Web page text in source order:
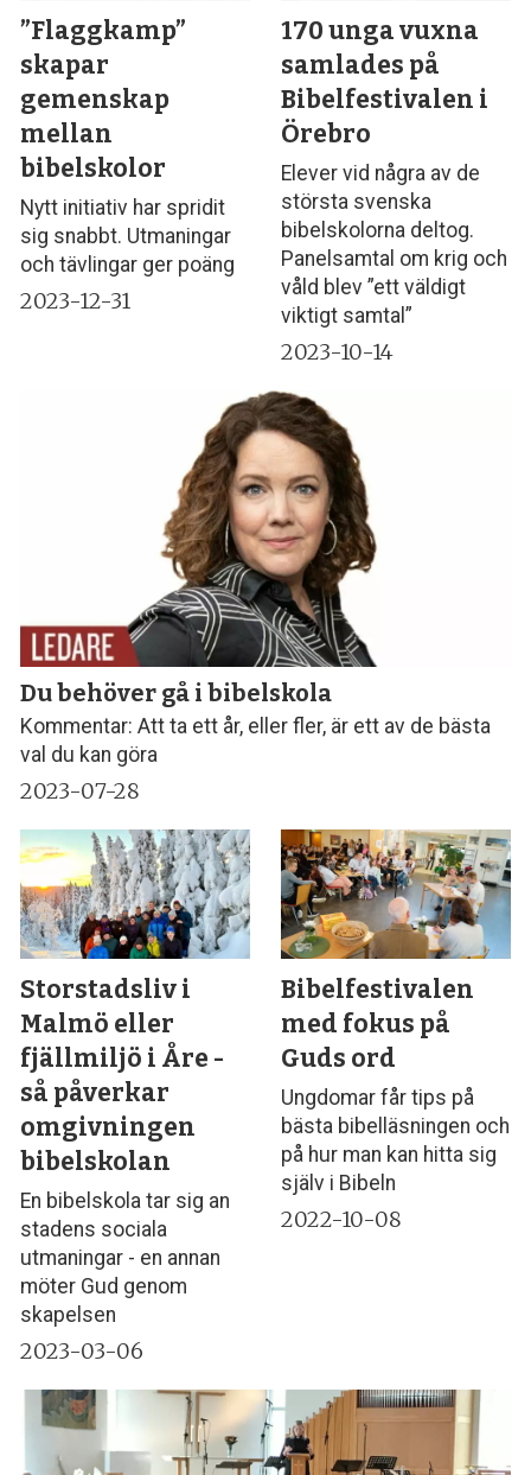
”Flaggkamp”
skapar
gemenskap
mellan
bibelskolor
Nytt initiativ har spridit
sig snabbt. Utmaningar
och tävlingar ger poäng
2023-12-31
170 unga vuxna
samlades på
Bibelfestivalen i
Örebro
Elever vid några av de
största svenska
bibelskolorna deltog.
Panelsamtal om krig och
våld blev ”ett väldigt
viktigt samtal”
2023-10-14
Du behöver gå i bibelskola
Kommentar: Att ta ett år, eller fler, är ett av de bästa
val du kan göra
2023-07-28
Storstadsliv i
Malmö eller
fjällmiljö i Åre -
så påverkar
omgivningen
bibelskolan
En bibelskola tar sig an
stadens sociala
utmaningar - en annan
möter Gud genom
skapelsen
2023-03-06
Bibelfestivalen
med fokus på
Guds ord
Ungdomar får tips på
bästa bibelläsningen och
på hur man kan hitta sig
själv i Bibeln
2022-10-08